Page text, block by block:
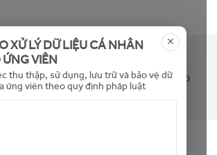
dụng (hoặc đã hết hạn). Mời bạn
dụng khác bằng cách bấm vào
đây
XỬ LÝ DỮ LIỆU CÁ NHÂN
VIÊN
thu thập, sử dụng, lưu trữ và bảo vệ dữ
ứng viên theo quy định pháp luật